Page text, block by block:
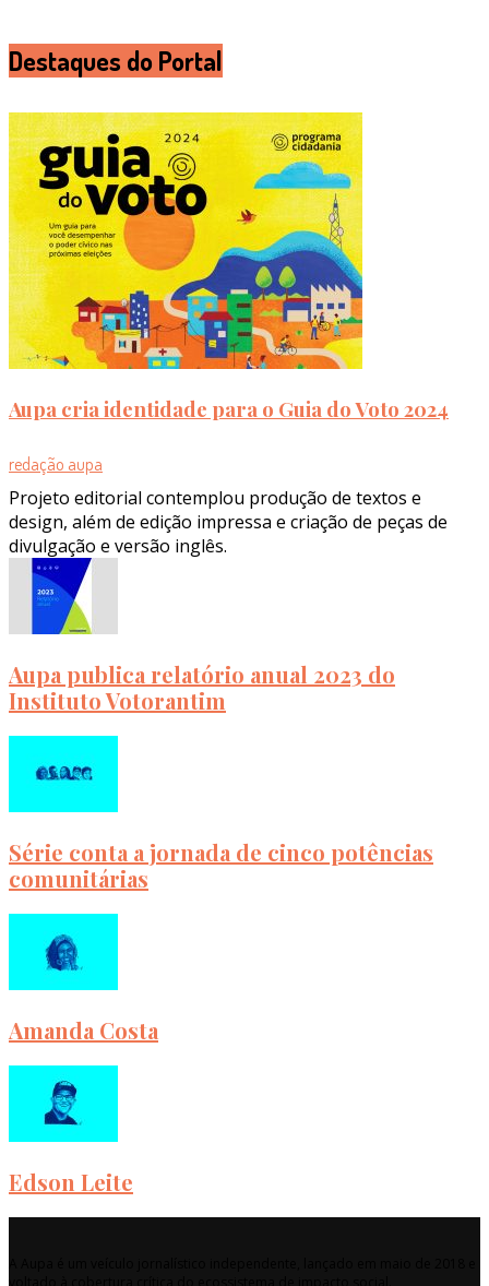
Destaques do Portal
Aupa cria identidade para o Guia do Voto 2024
redação aupa
Projeto editorial contemplou produção de textos e
design, além de edição impressa e criação de peças de
divulgação e versão inglês.
Aupa publica relatório anual 2023 do
Instituto Votorantim
Série conta a jornada de cinco potências
comunitárias
Amanda Costa
Edson Leite